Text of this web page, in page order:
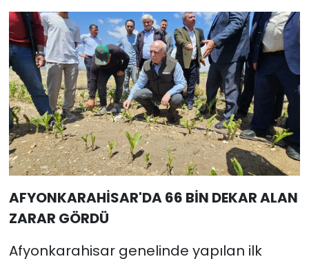
AFYONKARAHİSAR'DA 66 BİN DEKAR ALAN
ZARAR GÖRDÜ
Afyonkarahisar genelinde yapılan ilk